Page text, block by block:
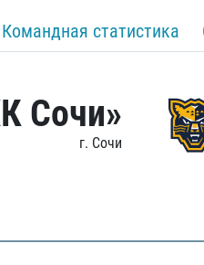
Командная статистика
Сочи»
г. Сочи